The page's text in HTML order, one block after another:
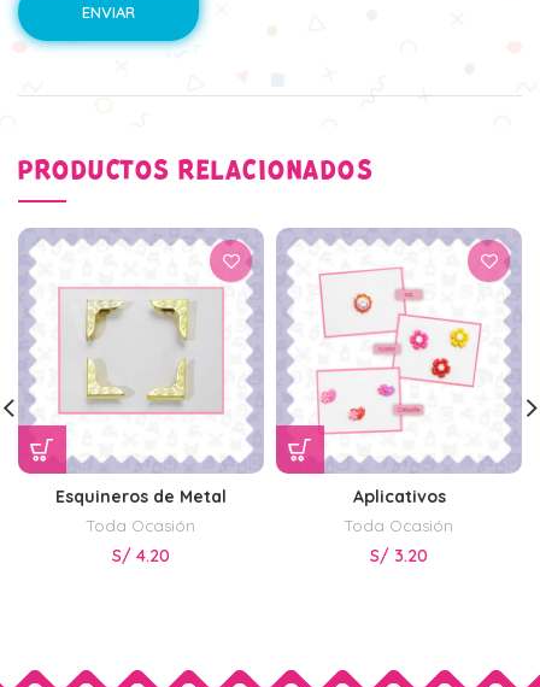
PRODUCTOS RELACIONADOS
Esquineros de Metal
Toda Ocasión
S/ 4.20
Aplicativos
Toda Ocasión
S/ 3.20